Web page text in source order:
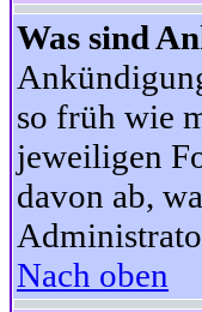
Was sind
so früh wie
jeweiligen
davon ab,
Nach oben